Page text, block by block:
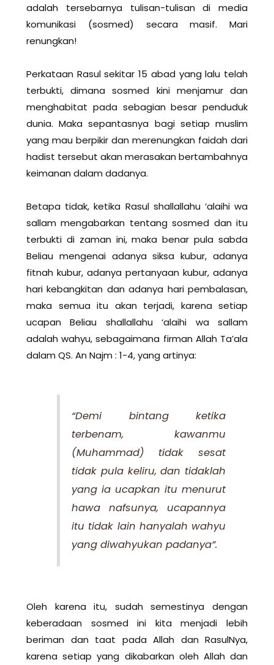
adalah tersebarnya tulisan-tulisan di media
komunikasi (sosmed) secara masif. Mari
renungkan!
Perkataan Rasul sekitar 15 abad yang lalu telah
terbukti, dimana sosmed kini menjamur dan
menghabitat pada sebagian besar penduduk
dunia. Maka sepantasnya bagi setiap muslim
yang mau berpikir dan merenungkan faidah dari
hadist tersebut akan merasakan bertambahnya
keimanan dalam dadanya.
Betapa tidak, ketika Rasul shallallahu ‘alaihi wa
sallam mengabarkan tentang sosmed dan itu
terbukti di zaman ini, maka benar pula sabda
Beliau mengenai adanya siksa kubur, adanya
fitnah kubur, adanya pertanyaan kubur, adanya
hari kebangkitan dan adanya hari pembalasan,
maka semua itu akan terjadi, karena setiap
ucapan Beliau shallallahu ‘alaihi wa sallam
adalah wahyu, sebagaimana firman Allah Ta’ala
dalam QS. An Najm : 1-4, yang artinya:
“Demi bintang ketika
terbenam, kawanmu
(Muhammad) tidak sesat
tidak pula keliru, dan tidaklah
yang ia ucapkan itu menurut
hawa nafsunya, ucapannya
itu tidak lain hanyalah wahyu
yang diwahyukan padanya”.
Oleh karena itu, sudah semestinya dengan
keberadaan sosmed ini kita menjadi lebih
beriman dan taat pada Allah dan RasulNya,
karena setiap yang dikabarkan oleh Allah dan